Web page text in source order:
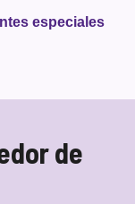
especiales
de